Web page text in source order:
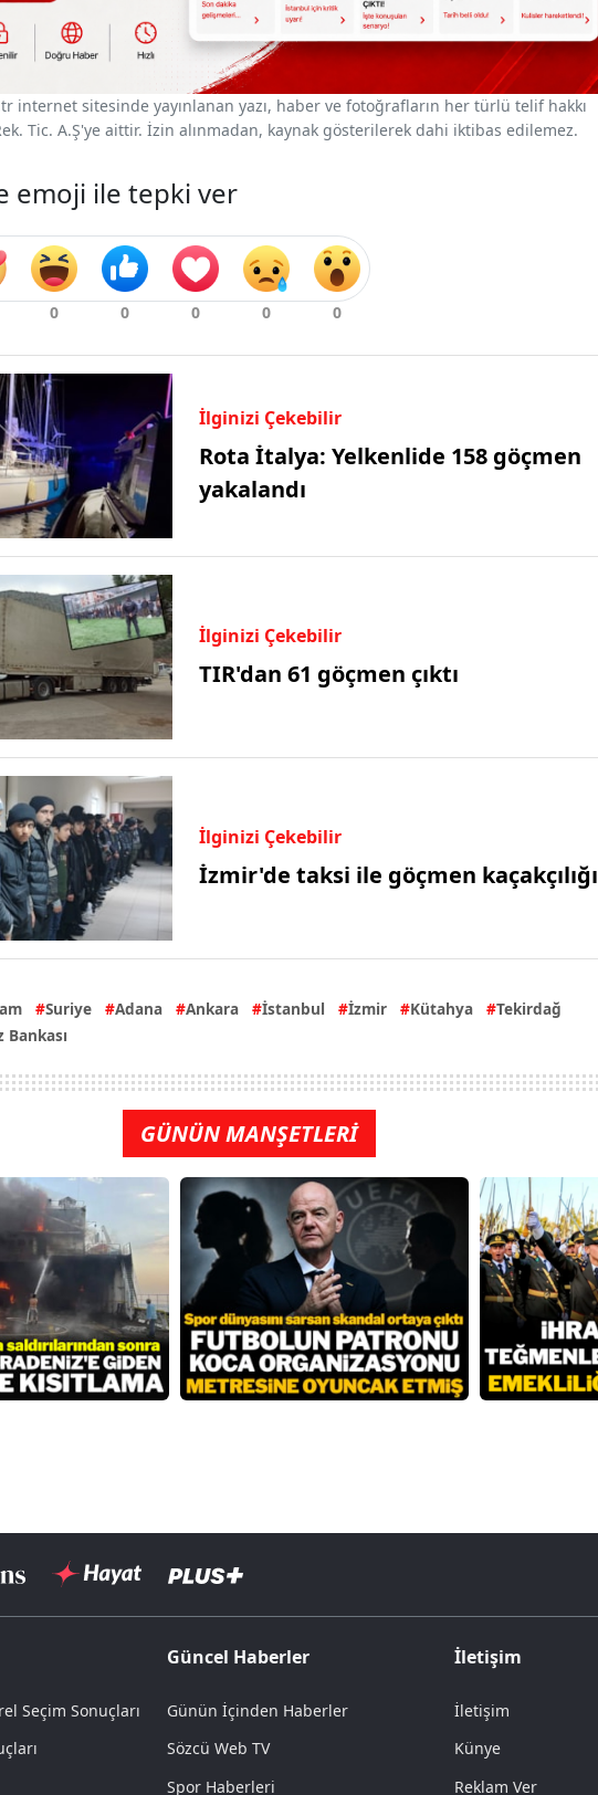
internet sitesinde yayınlanan yazı, haber ve fotoğrafların her türlü telif hakkı
Tic. A.Ş'ye aittir. İzin alınmadan, kaynak gösterilerek dahi iktibas edilemez.
emoji ile tepki ver
İlginizi Çekebilir
Rota İtalya: Yelkenlide 158 göçmen
yakalandı
İlginizi Çekebilir
TIR'dan 61 göçmen çıktı
İlginizi Çekebilir
İzmir'de taksi ile göçmen kaçakçılığı
Suriye Adana Ankara İstanbul İzmir Kütahya
Tekirdağ
Bankası
GÜNÜN MANŞETLERİ
Seçim Sonuçları
Güncel Haberler
Günün İçinden Haberler
Sözcü Web TV
Spor Haberleri
İletişim
İletişim
Künye
Reklam Ver